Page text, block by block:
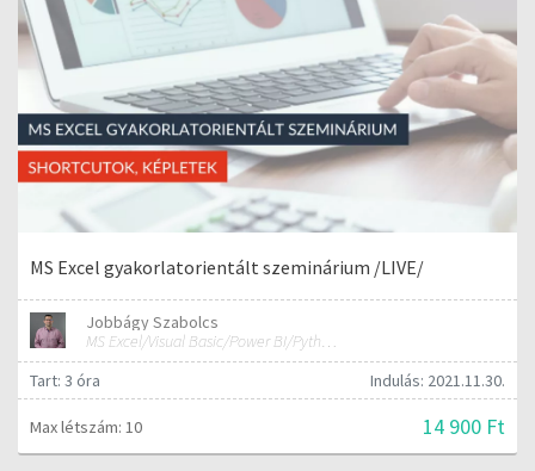
MS Excel gyakorlatorientált szeminárium /LIVE/
Jobbágy Szabolcs
MS Excel/Visual Basic/Power BI/Python adatelemzési szakértő
Tart: 3 óra
Indulás: 2021.11.30.
Max létszám: 10 14 900 Ft